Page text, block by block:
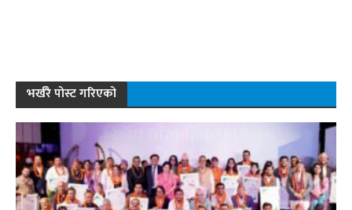
भर्खरै पोस्ट गरिएको